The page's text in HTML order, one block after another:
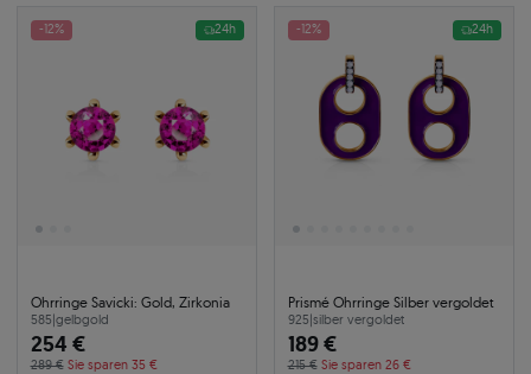
-12% 24h
Ohrringe Savicki: Gold, Zirkonia
585|gelbgold
254 €
289 € Sie sparen 35 €
-12% 24h
Prismé Ohrringe Silber vergoldet
925|silber vergoldet
189 €
215 € Sie sparen 26 €